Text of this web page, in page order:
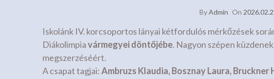
ByAdmin On
Iskolánk IV. korcsoportos lányai kétfordulós mérkőzések
Diákolimpiavármegyei döntőjébe. Nagyon szépen
megszerzéséért.
A csapat tagjai:Ambruzs Klaudia, Bosznay Laura, Bruckner